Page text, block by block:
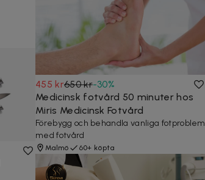
455 kr650 kr-30%
Medicinsk fotvård 50 minuter hos
Miris Medicinsk Fotvård
Förebygg och behandla vanliga fotproblem
med fotvård
Malmö 60+ köpta